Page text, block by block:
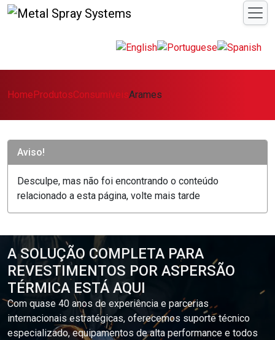
Home ProdutosConsumíveisArames
Aviso!
Desculpe, mas não foi encontrando o conteúdo
relacionado a esta página, volte mais tarde
A SOLUÇÃO COMPLETA PARA
REVESTIMENTOS POR ASPERSÃO
TÉRMICA ESTÁ AQUI
Com quase 40 anos de experiência e parcerias
internacionais estratégicas, oferecemos suporte técnico
especializado, equipamentos de alta performance e todos